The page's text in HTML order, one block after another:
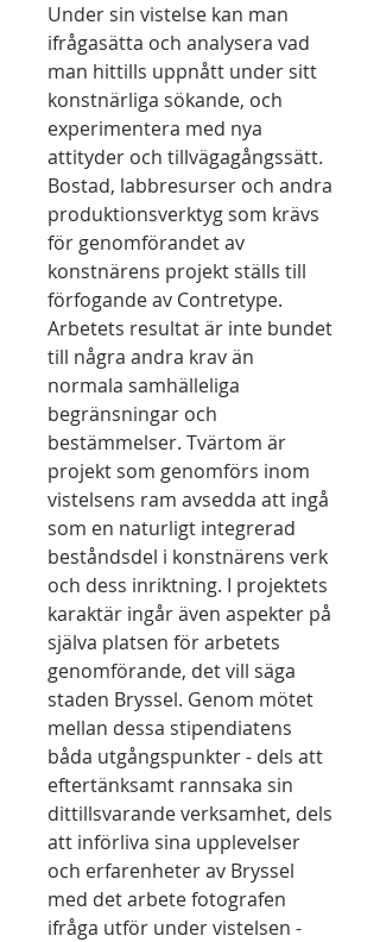
Under sin vistelse kan man
ifrågasätta och analysera vad
man hittills uppnått under sitt
konstnärliga sökande, och
experimentera med nya
attityder och tillvägagångssätt.
Bostad, labbresurser och andra
produktionsverktyg som krävs
för genomförandet av
konstnärens projekt ställs till
förfogande av Contretype.
Arbetets resultat är inte bundet
till några andra krav än
normala samhälleliga
begränsningar och
bestämmelser. Tvärtom är
projekt som genomförs inom
vistelsens ram avsedda att ingå
som en naturligt integrerad
beståndsdel i konstnärens verk
och dess inriktning. I projektets
karaktär ingår även aspekter på
själva platsen för arbetets
genomförande, det vill säga
staden Bryssel. Genom mötet
mellan dessa stipendiatens
båda utgångspunkter - dels att
eftertänksamt rannsaka sin
dittillsvarande verksamhet, dels
att införliva sina upplevelser
och erfarenheter av Bryssel
med det arbete fotografen
ifråga utför under vistelsen -